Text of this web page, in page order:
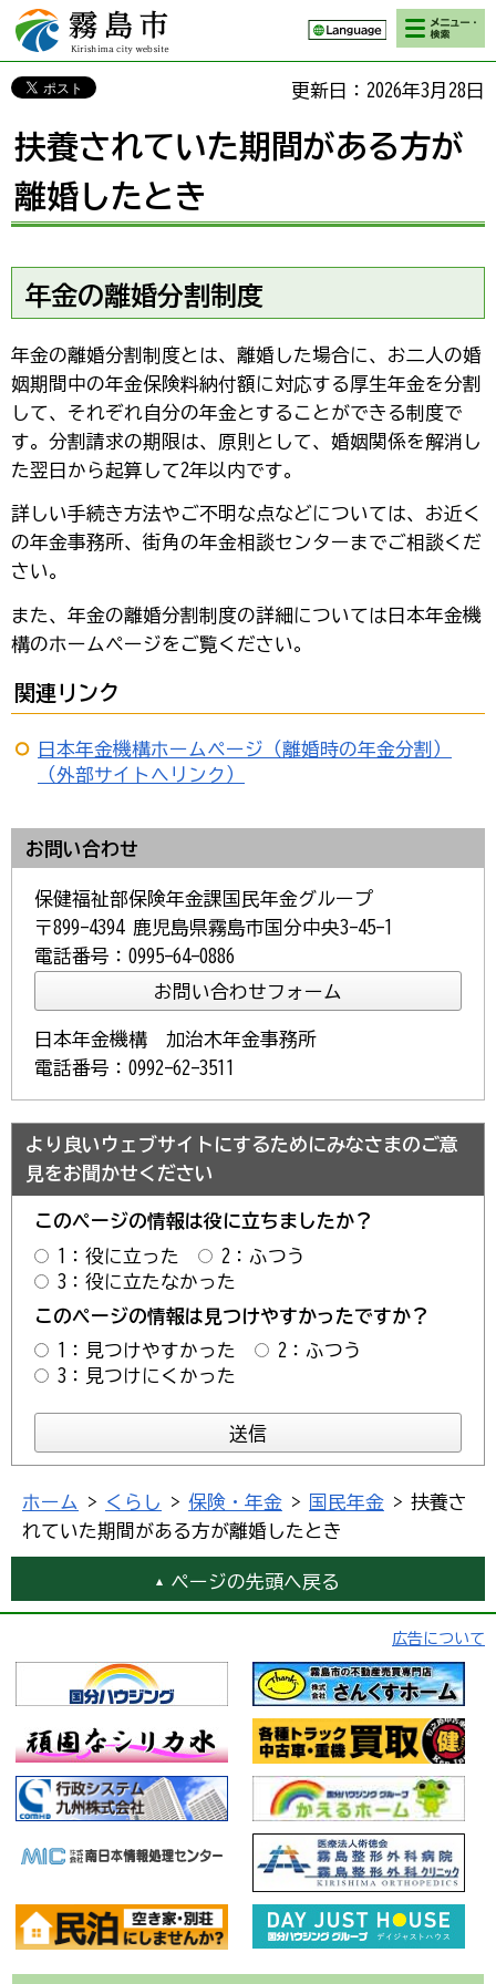
霧島市 Kirishima
city website
検索・メニ
ュー
更新日：2026年3月28日
扶養されていた期間がある方が
離婚したとき
年金の離婚分割制度
年金の離婚分割制度とは、離婚した場合に、お二人の婚
姻期間中の年金保険料納付額に対応する厚生年金を分割
して、それぞれ自分の年金とすることができる制度で
す。分割請求の期限は、原則として、婚姻関係を解消し
た翌日から起算して2年以内です。
詳しい手続き方法やご不明な点などについては、お近く
の年金事務所、街角の年金相談センターまでご相談くだ
さい。
また、年金の離婚分割制度の詳細については日本年金機
構のホームページをご覧ください。
関連リンク
日本年金機構ホームページ（離婚時の年金分割）
（外部サイトへリンク）
お問い合わせ
保健福祉部保険年金課国民年金グループ
〒899-4394 鹿児島県霧島市国分中央3-45-1
電話番号：0995-64-0886
日本年金機構 加治木年金事務所
電話番号：0992-62-3511
より良いウェブサイトにするためにみなさまのご意
見をお聞かせください
このページの情報は役に立ちましたか？
1：役に立った
2：ふつう
3：役に立たなかった
このページの情報は見つけやすかったですか？
1：見つけやすかった
2：ふつう
3：見つけにくかった
ホーム > くらし > 保険・年金 > 国民年金 > 扶養さ
れていた期間がある方が離婚したとき
ページの先頭へ戻る
広告について